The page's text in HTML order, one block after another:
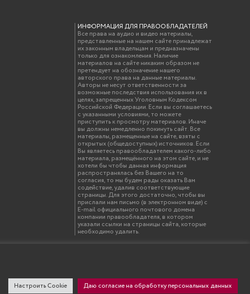
ИНФОРМАЦИЯ ДЛЯ ПРАВООБЛАДАТЕЛЕЙ
Все права на аудио и видео материалы,
представленные на нашем сайте принадлежат
их законным владельцам и предназначены
только для ознакомления. Наличие
материалов на сайте никаким образом не
претендует на обозначение нашего
авторского права на данные материалы.
Авторы не несут ответственности за
возможные последствия использования их в
целях, запрещенных Уголовным Кодексом
Российской Федерации. Если вы соглашаетесь
с указанными условиями, то можете
приступить к просмотру материалов. Иначе
вы должны немедленно покинуть сайт. Все
материалы, размещенные на сайте, взяты с
открытых (общедоступных) источников. Если
Вы являетесь правообладателем какого-либо
материала, размещённого на этом сайте, и не
хотели бы чтобы данная информация
распространялась без Вашего на то
согласия, то мы будем рады оказать Вам
содействие, удалив соответствующие
страницы. Для этого достаточно, чтобы вы
прислали нам письмо (в электронном виде) с
E-mail официального почтового домена
компании правообладателя, в котором
указали ссылки на страницы сайта, которые
необходимо удалить.
инженерно-экономический университет"
Настроить Cookie Даю согласие на обработку персональных данных